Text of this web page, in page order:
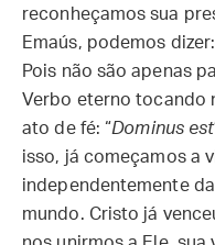
reconheçamos sua
Emaús, podemos
Pois não são apenas
Verbo eterno tocando
ato de fé: “Dominus est
isso, já começamos a
independentemente
mundo. Cristo já